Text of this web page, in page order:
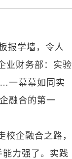
报学墙，令人
业财务部：实验
一幕幕如同实
融合的第一
校企融合之路，
力强了。实践